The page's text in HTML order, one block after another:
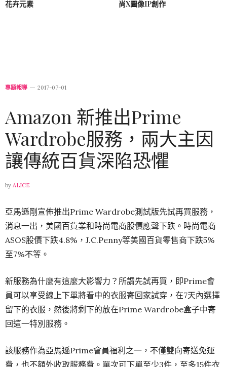
花卉元素
尚X圖像IP創作
專題報導 2017-07-01
Amazon 新推出Prime
Wardrobe服務，兩大主因
讓傳統百貨深陷恐懼
by ALICE
亞馬遜剛宣佈推出Prime Wardrobe測試版先試再買服務，
消息一出，美國百貨業和時尚電商股價應聲下跌。時尚電商
ASOS股價下跌4.8%，J.C.Penny等美國百貨零售商下跌5%
至7%不等。
新服務為什麼有這麼大影響力？所謂先試再買，即Prime會
員可以享受線上下單將看中的衣服寄回家試穿，在7天內選擇
留下的衣服，然後將剩下的放在Prime Wardrobe盒子中寄
回這一特別服務。
該服務作為亞馬遜Prime會員福利之一，不僅雙向寄送免運
費，也不額外收取服務費。單次可下單至少3件，至多15件衣